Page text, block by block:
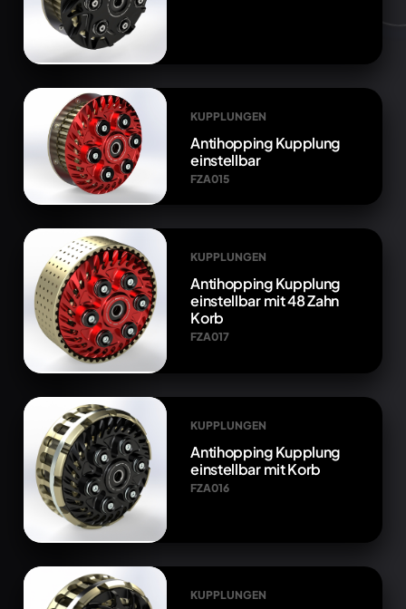
KUPPLUNGEN
Antihopping Kupplung
einstellbar
FZA015
KUPPLUNGEN
Antihopping Kupplung
einstellbar mit 48 Zahn
Korb
FZA017
KUPPLUNGEN
Antihopping Kupplung
einstellbar mit Korb
FZA016
KUPPLUNGEN